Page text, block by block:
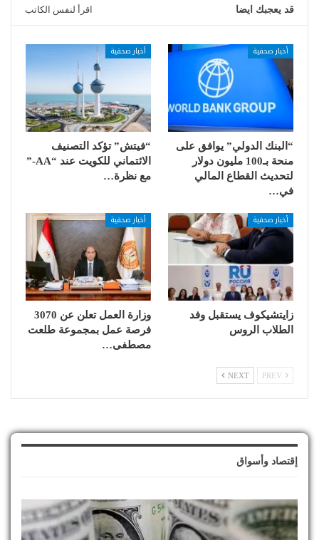
قد يعجبك ايضا اقرأ لنفس الكاتب
أخبار صحفية
“البنك الدولي” يوافق على
منحة بـ100 مليون دولار
لتحديث القطاع المالي
في…
أخبار صحفية
“فيتش” تؤكد التصنيف
الائتماني للكويت عند “AA-”
مع نظرة…
أخبار صحفية
زايتشيكوف يستقبل وفد
الطلاب الروس
أخبار صحفية
وزارة العمل تعلن عن 3070
فرصة عمل بمجموعة طلعت
مصطفى…
NEXT
إقتصاد وأسواق